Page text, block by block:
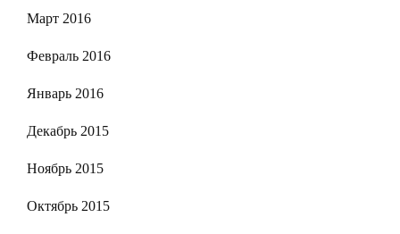
Март 2016
Февраль 2016
Январь 2016
Декабрь 2015
Ноябрь 2015
Октябрь 2015